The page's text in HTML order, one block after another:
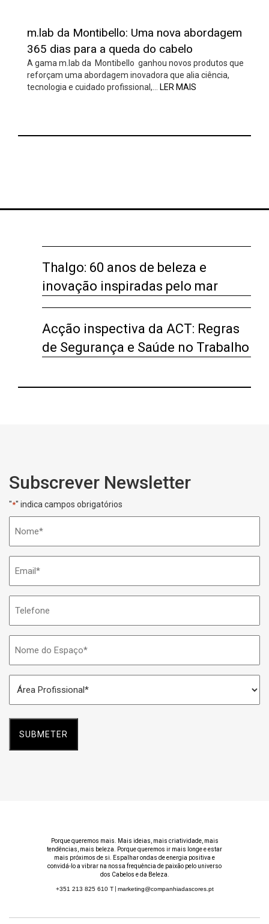
m.lab da Montibello: Uma nova abordagem
365 dias para a queda do cabelo
A gama m.lab da Montibello ganhou novos produtos que
reforçam uma abordagem inovadora que alia ciência,
tecnologia e cuidado profissional,…
LER MAIS
Thalgo: 60 anos de beleza e
inovação inspiradas pelo mar
Acção inspectiva da ACT: Regras
de Segurança e Saúde no Trabalho
Subscrever Newsletter
"*" indica campos obrigatórios
do
Espaço
Profissional
*
Porque queremos mais. Mais ideias, mais criatividade, mais
tendências, mais beleza. Porque queremos ir mais longe e estar
mais próximos de si. Espalhar ondas de energia positiva e
convidá-lo a vibrar na nossa frequência de paixão pelo universo
dos Cabelos e da Beleza.
+351 213 825 610 T| marketing@companhiadascores.pt